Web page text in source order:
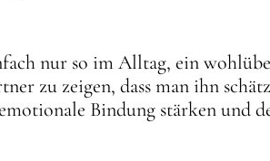
nur so im Alltag, ein
zu zeigen, dass man ihn
Bindung stärken und